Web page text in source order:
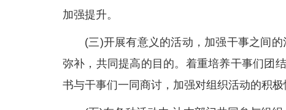
加强提升。
(三)开展有意义的活动，加强干事之间
弥补，共同提高的目的。着重培养干事们团
书与干事们一同商讨，加强对组织活动的积极